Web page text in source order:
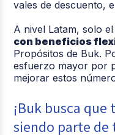
vales de descuento,
A nivel Latam, solo el
con beneficios
Propósitos de Buk.
esfuerzo mayor por
mejorar estos
¡Buk busca
siendo parte de